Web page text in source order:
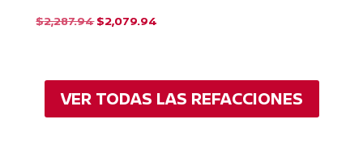
$2,287.94EL
ERA:
$2,287.94.
$2,079.94
ES:
$2,079.94.
VER TODAS LAS REFACCIONES